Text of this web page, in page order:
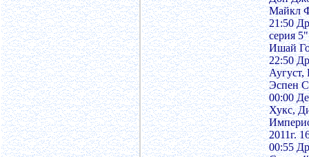
Майкл
21:50
серия
Ишай
22:50
Аугуст,
Эспен
00:00
Хукс,
2011г.
00:55